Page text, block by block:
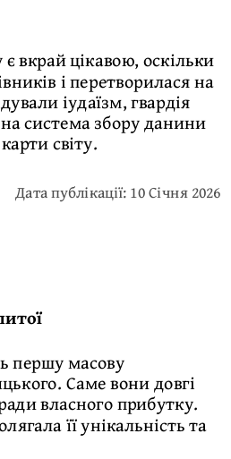
вкрай цікавою, оскільки
і перетворилася на
іудаїзм, гвардія
система збору данини
світу.
Дата публікації: 10 Січня 2026
першу масову
Саме вони довгі
власного прибутку.
її унікальність та